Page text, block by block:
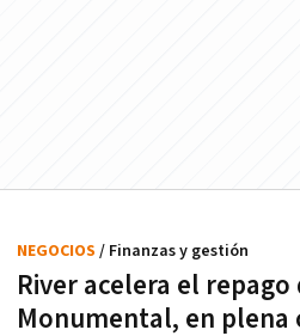
River acelera el
Monumental, en
NEGOCIOS / Finanzas y gestión